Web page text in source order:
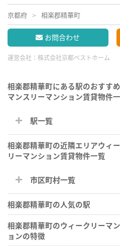
京都府 相楽郡精華町
お問合わせ
運営会社： 株式会社京都ベストホーム
相楽郡精華町にある駅のおすす
マンスリーマンション賃貸物件
駅一覧
相楽郡精華町の近隣エリアウィ
リーマンション賃貸物件一覧
市区町村一覧
相楽郡精華町の人気の駅
相楽郡精華町のウィークリーマ
ョンの特徴